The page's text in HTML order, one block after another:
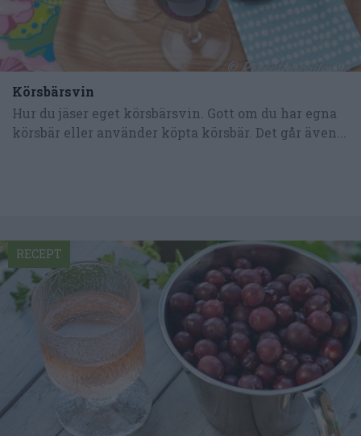
Körsbärsvin
Hur du jäser eget körsbärsvin. Gott om du har egna
körsbär eller använder köpta körsbär. Det går även...
RECEPT